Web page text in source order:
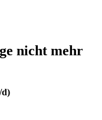
nicht mehr
d)